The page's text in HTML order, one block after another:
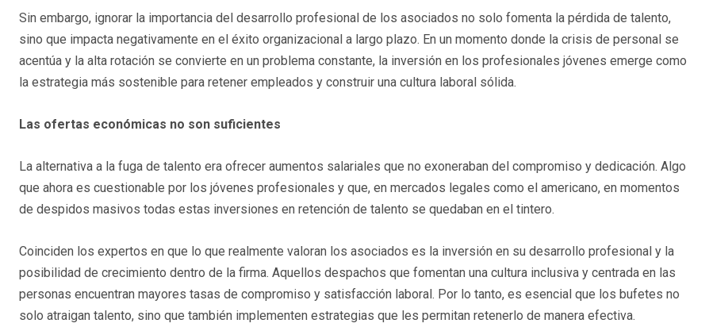
Sin embargo, ignorar la importancia del desarrollo profesional de los asociados no solo fomenta la pérdida de talento,
sino que impacta negativamente en el éxito organizacional a largo plazo. En un momento donde la crisis de personal se
acentúa y la alta rotación se convierte en un problema constante, la inversión en los profesionales jóvenes emerge como
la estrategia más sostenible para retener empleados y construir una cultura laboral sólida.
Las ofertas económicas no son suficientes
La alternativa a la fuga de talento era ofrecer aumentos salariales que no exoneraban del compromiso y dedicación. Algo
que ahora es cuestionable por los jóvenes profesionales y que, en mercados legales como el americano, en momentos
de despidos masivos todas estas inversiones en retención de talento se quedaban en el tintero.
Coinciden los expertos en que lo que realmente valoran los asociados es la inversión en su desarrollo profesional y la
posibilidad de crecimiento dentro de la firma. Aquellos despachos que fomentan una cultura inclusiva y centrada en las
personas encuentran mayores tasas de compromiso y satisfacción laboral. Por lo tanto, es esencial que los bufetes no
solo atraigan talento, sino que también implementen estrategias que les permitan retenerlo de manera efectiva.